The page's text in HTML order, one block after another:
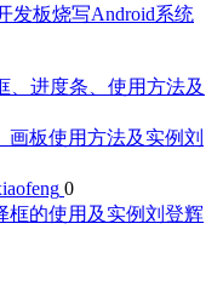
发板烧写Android系统
、进度条、使用方法及
画板使用方法及实例刘
0
框的使用及实例刘登辉